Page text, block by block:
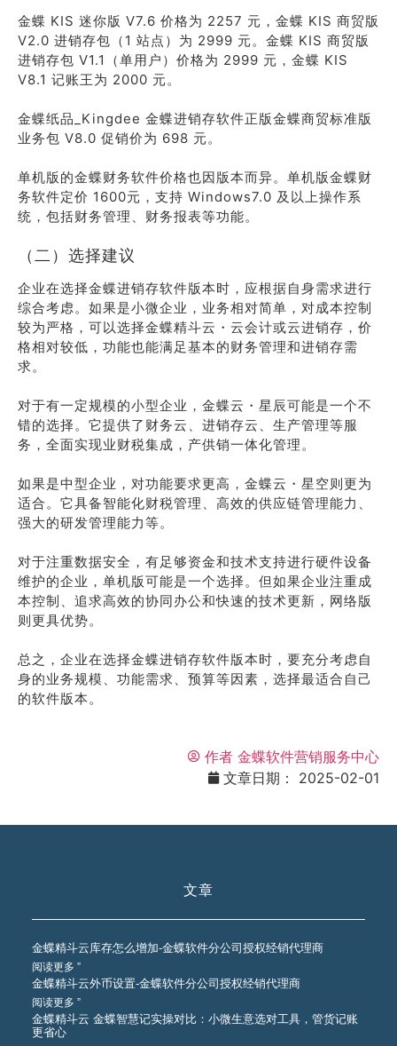
金蝶 KIS 迷你版 V7.6 价格为 2257 元，金蝶 KIS 商贸版
V2.0 进销存包（1 站点）为 2999 元。金蝶 KIS 商贸版
进销存包 V1.1（单用户）价格为 2999 元，金蝶 KIS
V8.1 记账王为 2000 元。
金蝶纸品_Kingdee 金蝶进销存软件正版金蝶商贸标准版
业务包 V8.0 促销价为 698 元。
单机版的金蝶财务软件价格也因版本而异。单机版金蝶财
务软件定价 1600元，支持 Windows7.0 及以上操作系
统，包括财务管理、财务报表等功能。
（二）选择建议
企业在选择金蝶进销存软件版本时，应根据自身需求进行
综合考虑。如果是小微企业，业务相对简单，对成本控制
较为严格，可以选择金蝶精斗云・云会计或云进销存，价
格相对较低，功能也能满足基本的财务管理和进销存需
求。
对于有一定规模的小型企业，金蝶云・星辰可能是一个不
错的选择。它提供了财务云、进销存云、生产管理等服
务，全面实现业财税集成，产供销一体化管理。
如果是中型企业，对功能要求更高，金蝶云・星空则更为
适合。它具备智能化财税管理、高效的供应链管理能力、
强大的研发管理能力等。
对于注重数据安全，有足够资金和技术支持进行硬件设备
维护的企业，单机版可能是一个选择。但如果企业注重成
本控制、追求高效的协同办公和快速的技术更新，网络版
则更具优势。
总之，企业在选择金蝶进销存软件版本时，要充分考虑自
身的业务规模、功能需求、预算等因素，选择最适合自己
的软件版本。
作者 金蝶软件营销服务中心
文章日期：
2025-02-01
文章
金蝶精斗云库存怎么增加-金蝶软件分公司授权经销代理商
阅读更多 ”
金蝶精斗云外币设置-金蝶软件分公司授权经销代理商
阅读更多 ”
金蝶精斗云 金蝶智慧记实操对比：小微生意选对工具，管货记账
更省心